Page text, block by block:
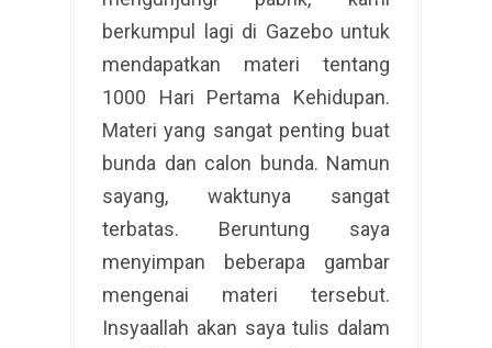
berkumpul lagi di Gazebo untuk
mendapatkan materi tentang
1000 Hari Pertama Kehidupan.
Materi yang sangat penting buat
bunda dan calon bunda. Namun
sayang, waktunya sangat
terbatas. Beruntung saya
menyimpan beberapa gambar
mengenai materi tersebut.
Insyaallah akan saya tulis dalam